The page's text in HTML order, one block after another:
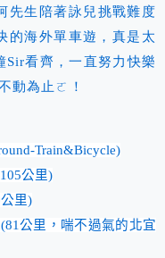
先生陪著詠兒挑戰難度
的海外單車遊，真是太
Sir看齊，一直努力快樂
動為止ㄛ ！
Train&Bicycle)
公里)
里)
公里，喘不過氣的北宜